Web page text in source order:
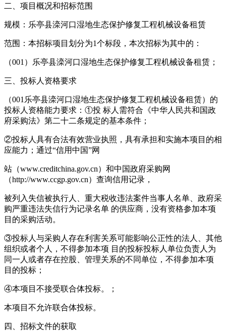
二、项目概况和招标范围
规模：乐亭县滦河口湿地生态保护修复工程机械设备租赁
范围：本招标项目划分为1个标段，本次招标为其中的：
（001）乐亭县滦河口湿地生态保护修复工程机械设备租赁；
三、投标人资格要求
（001乐亭县滦河口湿地生态保护修复工程机械设备租赁）的
投标人资格能力要求：①投 标人需符合《中华人民共和国政
府采购法》第二十二条规定的基本条件；
②投标人具有合法有效营业执照，具有承担和实施本项目的相
应能力；通过“信用中国”网
站（www.creditchina.gov.cn）和中国政府采购网
（http://www.ccgp.gov.cn）查询信用记录，
被列入失信被执行人、重大税收违法案件当事人名单、政府采
购严重违法失信行为记录名单 的供应商，没有资格参加本项
目的采购活动。
③投标人与采购人存在利害关系可能影响公正性的法人、其他
组织或者个人，不得参加本项 目的投标投标人单位负责人为
同一人或者存在控股、管理关系的不同单位，不得参加本项
目的投标；
④本项目不接受联合体投标。；
本项目不允许联合体投标。
四、招标文件的获取